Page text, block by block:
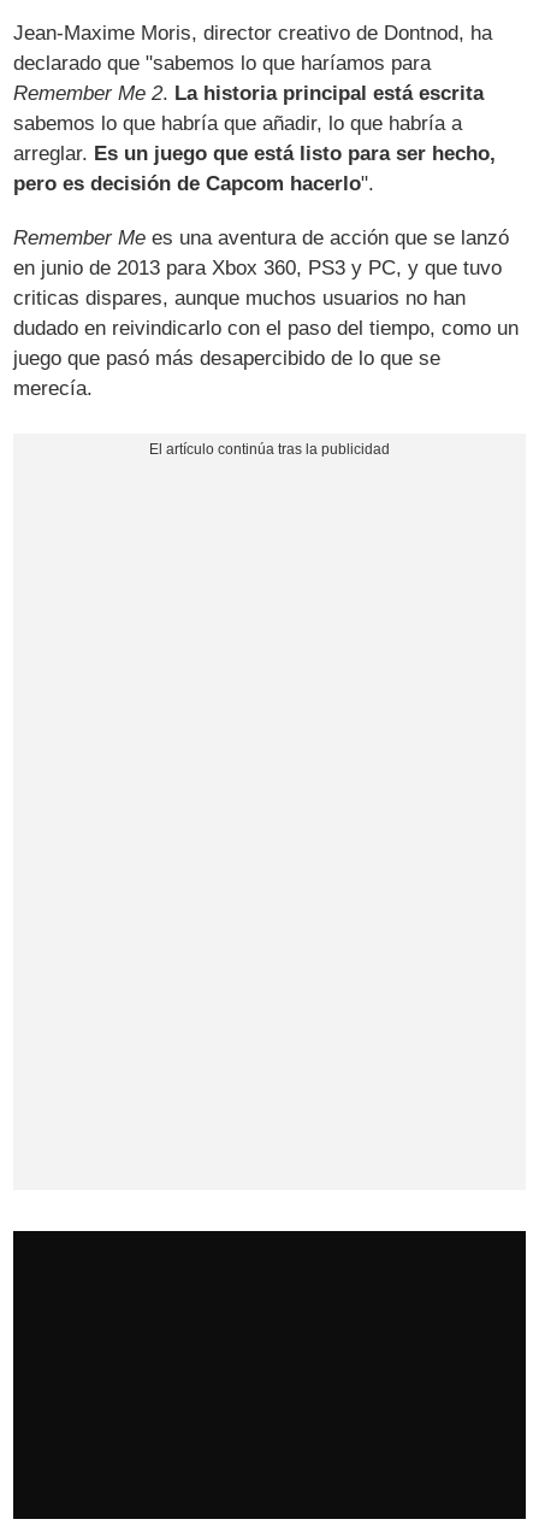
Jean-Maxime Moris, director creativo de Dontnod, ha
declarado que "sabemos lo que haríamos para
Remember Me 2. La historia principal está escrita
sabemos lo que habría que añadir, lo que habría a
arreglar. Es un juego que está listo para ser hecho,
pero es decisión de Capcom hacerlo".
Remember Me es una aventura de acción que se lanzó
en junio de 2013 para Xbox 360, PS3 y PC, y que tuvo
criticas dispares, aunque muchos usuarios no han
dudado en reivindicarlo con el paso del tiempo, como un
juego que pasó más desapercibido de lo que se
merecía.